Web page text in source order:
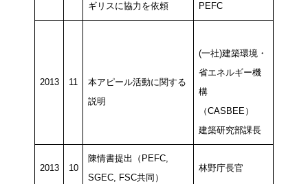
ギリスに協力を依頼
PEFC
2013 11
本アピール活動に関する
説明
(一社)建築環境・
省エネルギー機
構
（CASBEE）
建築研究部課長
2013 10
陳情書提出（PEFC,
SGEC, FSC共同）
林野庁長官